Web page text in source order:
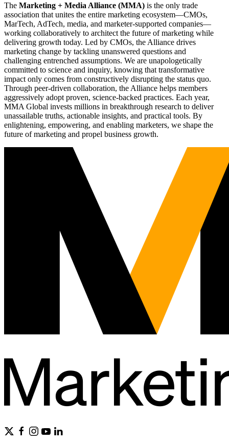
The Marketing + Media Alliance (MMA) is the only trade
association that unites the entire marketing ecosystem—CMOs,
MarTech, AdTech, media, and marketer-supported companies—
working collaboratively to architect the future of marketing while
delivering growth today. Led by CMOs, the Alliance drives
marketing change by tackling unanswered questions and
challenging entrenched assumptions. We are unapologetically
committed to science and inquiry, knowing that transformative
impact only comes from constructively disrupting the status quo.
Through peer-driven collaboration, the Alliance helps members
aggressively adopt proven, science-backed practices. Each year,
MMA Global invests millions in breakthrough research to deliver
unassailable truths, actionable insights, and practical tools. By
enlightening, empowering, and enabling marketers, we shape the
future of marketing and propel business growth.